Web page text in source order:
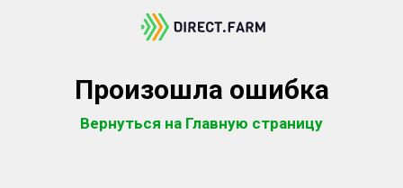
Произошла ошибка
Вернуться на Главную страницу